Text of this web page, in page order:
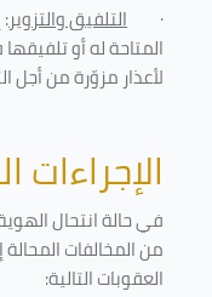
· التلفيق والتزوير:
المتاحة له أو
لأعذار مزوّرة من أجل
الإجراءات
في حالة انتحال
من المخالفات المحالة
العقوبات التالية: